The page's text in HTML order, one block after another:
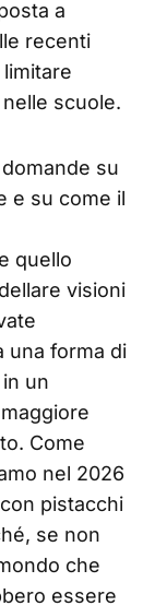
a
recenti
scuole.
su
e su come il
quello
visioni
una forma di
un
Come
nel 2026
pistacchi
se non
che
essere